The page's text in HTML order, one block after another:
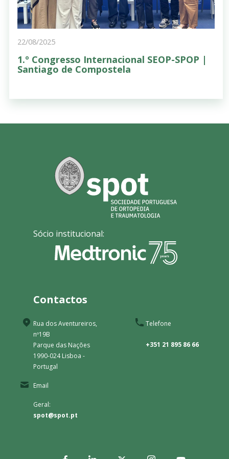
22/08/2025
1.º Congresso Internacional SEOP-SPOP |
Santiago de Compostela
Sócio institucional:
Contactos
Rua dos Aventureiros,
nº19B
Parque das Nações
1990-024 Lisboa -
Portugal
Telefone
+351 21 895 86 66
Email
Geral:
spot@spot.pt